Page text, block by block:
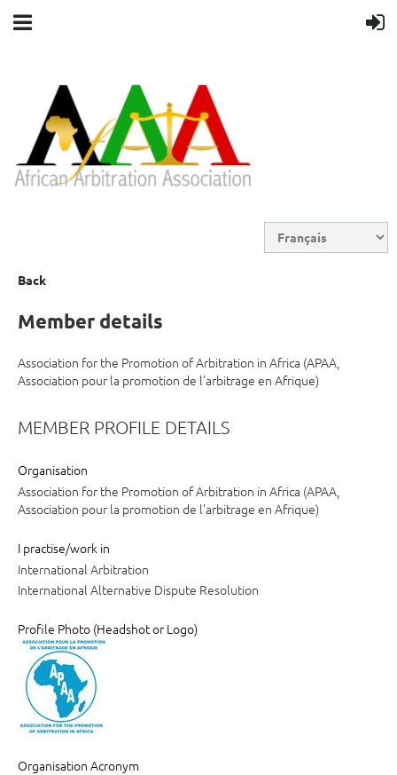
Back
Member details
Association for the Promotion of Arbitration in Africa (APAA,
Association pour la promotion de l’arbitrage en Afrique)
MEMBER PROFILE DETAILS
Organisation
Association for the Promotion of Arbitration in Africa (APAA,
Association pour la promotion de l’arbitrage en Afrique)
I practise/work in
International Arbitration
International Alternative Dispute Resolution
Profile Photo (Headshot or Logo)
Organisation Acronym